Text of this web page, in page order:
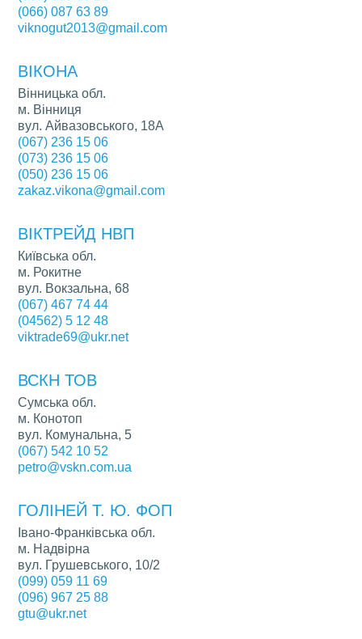
(066) 087 63 89
viknogut2013@gmail.com
ВІКОНА
Вінницька обл.
м. Вінниця
вул. Айвазовського, 18А
(067) 236 15 06
(073) 236 15 06
(050) 236 15 06
zakaz.vikona@gmail.com
ВІКТРЕЙД НВП
Київська обл.
м. Рокитне
вул. Вокзальна, 68
(067) 467 74 44
(04562) 5 12 48
viktrade69@ukr.net
ВСКН ТОВ
Сумська обл.
м. Конотоп
вул. Комунальна, 5
(067) 542 10 52
petro@vskn.com.ua
ГОЛІНЕЙ Т. Ю. ФОП
Івано-Франківська обл.
м. Надвірна
вул. Грушевського, 10/2
(099) 059 11 69
(096) 967 25 88
gtu@ukr.net